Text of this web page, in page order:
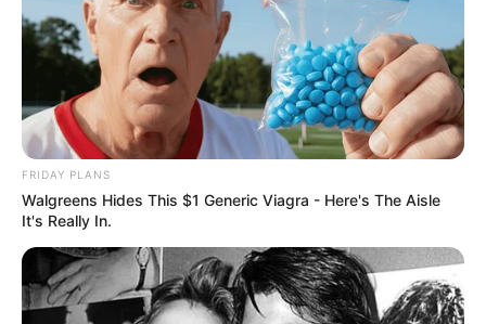
FRIDAY PLANS
Walgreens Hides This $1 Generic Viagra - Here's The Aisle
It's Really In.